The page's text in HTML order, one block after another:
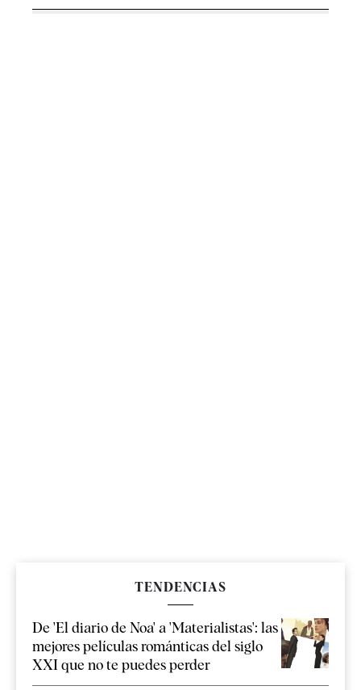
TENDENCIAS
De 'El diario de Noa' a 'Materialistas': las
mejores películas románticas del siglo
XXI que no te puedes perder